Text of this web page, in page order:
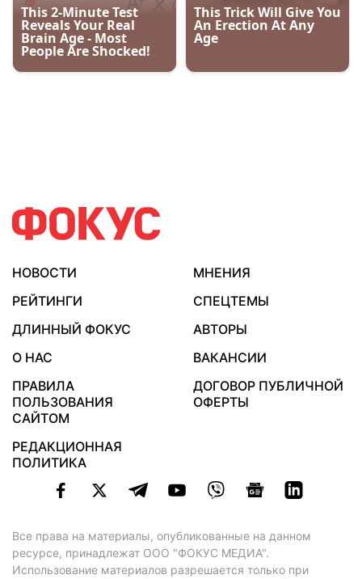
НОВОСТИ
МНЕНИЯ
РЕЙТИНГИ
СПЕЦТЕМЫ
ДЛИННЫЙ ФОКУС
АВТОРЫ
О НАС
ВАКАНСИИ
ПРАВИЛА
ПОЛЬЗОВАНИЯ
САЙТОМ
ДОГОВОР ПУБЛИЧНОЙ
ОФЕРТЫ
РЕДАКЦИОННАЯ
ПОЛИТИКА
Все права на материалы, опубликованные на данном
ресурсе, принадлежат ООО "ФОКУС МЕДИА".
Использование материалов разрешается только при